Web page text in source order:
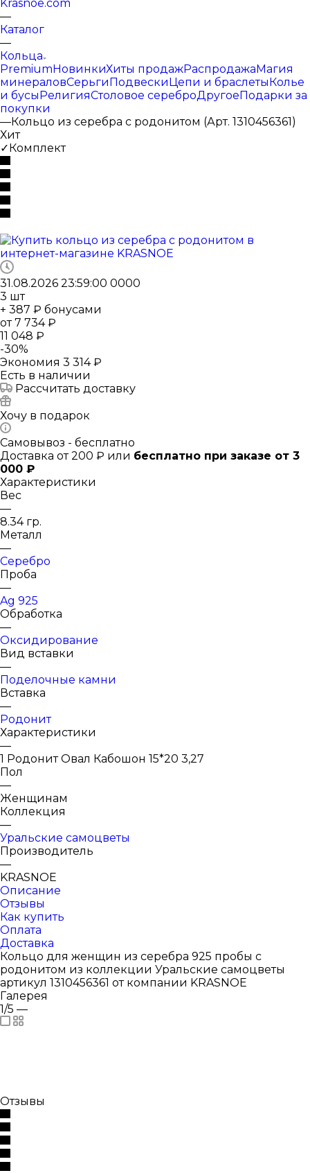
Krasnoe.com
—
Каталог
—
Кольца
PremiumНовинкиХиты продажРаспродажаМагия
минераловСерьгиПодвескиЦепи и браслетыКолье
и бусыРелигияСтоловое сереброДругоеПодарки за
покупки
—Кольцо из серебра с родонитом (Арт. 1310456361)
Хит
✓Комплект
31.08.2026 23:59:00 0000
3 шт
+ 387 ₽ бонусами
от7 734 ₽
11 048 ₽
-30%
Экономия 3 314 ₽
Есть в наличии
Рассчитать доставку
Хочу в подарок
Самовывоз - бесплатно
Доставка от 200 ₽ или бесплатно при заказе от 3
000 ₽
Характеристики
Вес
—
8.34 гр.
Металл
—
Серебро
Проба
—
Ag 925
Обработка
—
Оксидирование
Вид вставки
—
Поделочные камни
Вставка
—
Родонит
Характеристики
—
1 Родонит Овал Кабошон 15*20 3,27
Пол
—
Женщинам
Коллекция
—
Уральские самоцветы
Производитель
—
KRASNOE
Описание
Отзывы
Как купить
Оплата
Доставка
Кольцо для женщин из серебра 925 пробы с
родонитом из коллекции Уральские самоцветы
артикул 1310456361 от компании KRASNOE
Галерея
1/5 —
Отзывы